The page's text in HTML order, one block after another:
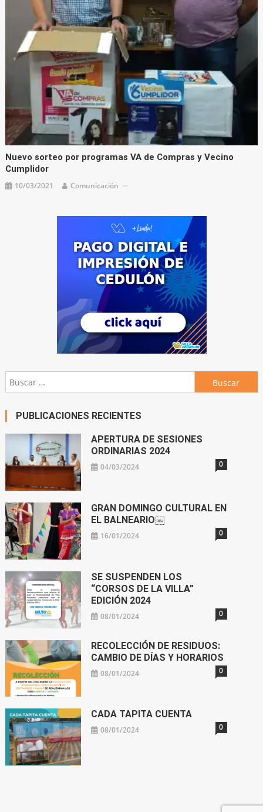
Nuevo sorteo por programas VA de Compras y Vecino
Cumplidor
10/03/2021 Comunicación
Buscar:
PUBLICACIONES RECIENTES
APERTURA DE SESIONES
ORDINARIAS 2024
04/03/2024 0
GRAN DOMINGO CULTURAL EN
EL BALNEARIO￼
16/01/2024 0
SE SUSPENDEN LOS
“CORSOS DE LA VILLA”
EDICIÓN 2024
08/01/2024 0
RECOLECCIÓN DE RESIDUOS:
CAMBIO DE DÍAS Y HORARIOS
08/01/2024 0
CADA TAPITA CUENTA
08/01/2024 0